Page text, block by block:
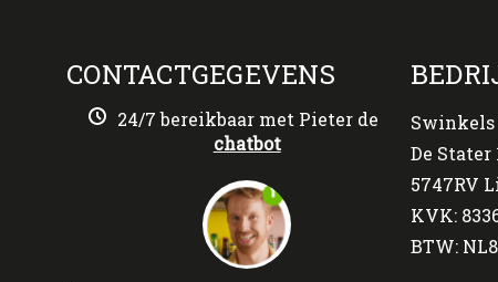
CONTACTGEGEVENS
24/7 bereikbaar met Pieter de
chatbot
Swinkels
De Stater
5747RV
KVK:
BTW: